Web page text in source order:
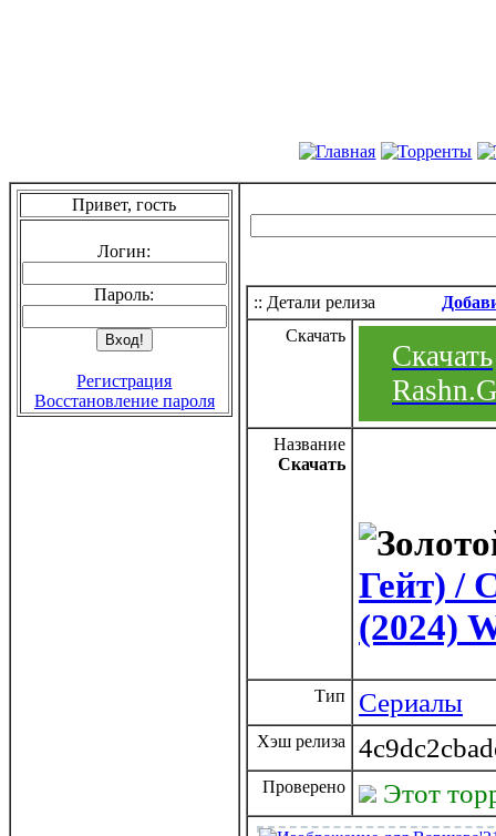
Привет, гость
Логин:
Пароль:
Регистрация
Восстановление пароля
:: Детали релиза
Скачать
Скачать
Название
Скачать
Гейт) /
(2024)
Тип Сериалы
Хэш релиза
Проверено Этот